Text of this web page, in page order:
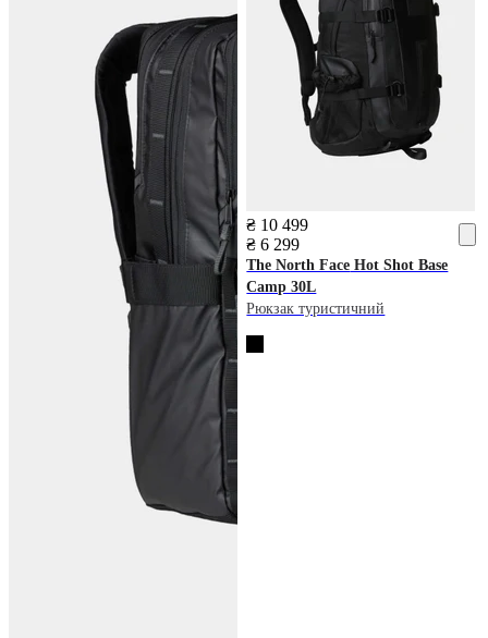
₴ 10 499
₴ 6 299
The North Face Hot Shot Base
Camp 30L
Рюкзак туристичний